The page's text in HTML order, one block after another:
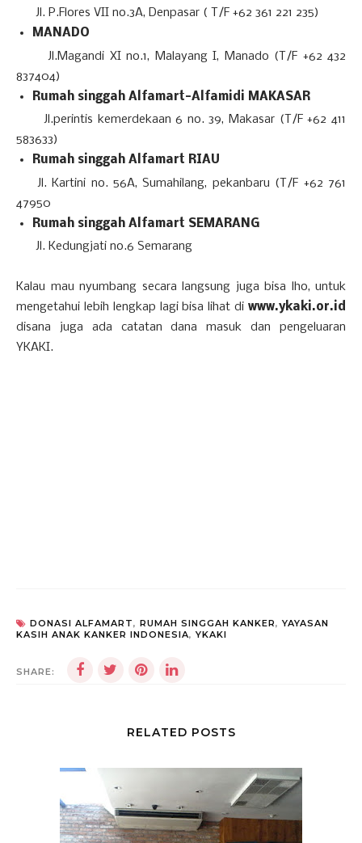
Jl. P.Flores VII no.3A, Denpasar ( T/F +62 361 221 235)
MANADO
Jl.Magandi XI no.1, Malayang I, Manado (T/F +62 432
837404)
Rumah singgah Alfamart-Alfamidi MAKASAR
Jl.perintis kemerdekaan 6 no. 39, Makasar (T/F +62 411
583633)
Rumah singgah Alfamart RIAU
Jl. Kartini no. 56A, Sumahilang, pekanbaru (T/F +62 761
47950
Rumah singgah Alfamart SEMARANG
Jl. Kedungjati no.6 Semarang
Kalau mau nyumbang secara langsung juga bisa lho, untuk
mengetahui lebih lengkap lagi bisa lihat di www.ykaki.or.id
disana juga ada catatan dana masuk dan pengeluaran
YKAKI.
DONASI ALFAMART, RUMAH SINGGAH KANKER, YAYASAN
KASIH ANAK KANKER INDONESIA, YKAKI
SHARE:
RELATED POSTS